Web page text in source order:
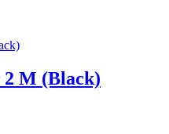
2 M (Black)